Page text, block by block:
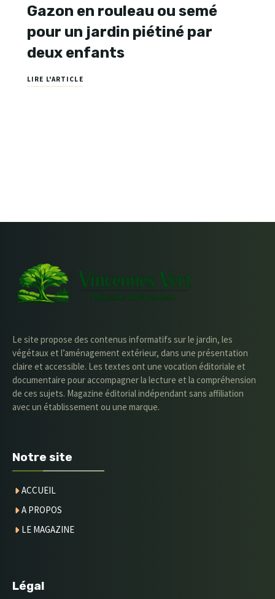
Gazon en rouleau ou semé
pour un jardin piétiné par
deux enfants
LIRE L'ARTICLE
Le site propose des contenus informatifs sur le jardin, les
végétaux et l’aménagement extérieur, dans une présentation
claire et accessible. Les textes ont une vocation éditoriale et
documentaire pour accompagner la lecture et la compréhension
de ces sujets. Magazine éditorial indépendant sans affiliation
avec un établissement ou une marque.
Notre site
ACCUEIL
A PROPOS
LE MAGAZINE
Légal